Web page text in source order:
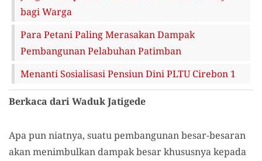
bagi Warga
Para Petani Paling Merasakan Dampak
Pembangunan Pelabuhan Patimban
Menanti Sosialisasi Pensiun Dini PLTU Cirebon 1
Berkaca dari Waduk Jatigede
Apa pun niatnya, suatu pembangunan besar-besaran
akan menimbulkan dampak besar khususnya kepada